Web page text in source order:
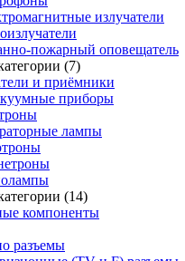
излучатели
пожарный оповещатель
(7)
и приёмники
приборы
лампы
(14)
компоненты
разъемы